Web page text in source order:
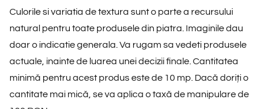
Culorile si variatia de textura sunt o parte a recursului
natural pentru toate produsele din piatra. Imaginile dau
doar o indicatie generala. Va rugam sa vedeti produsele
actuale, inainte de luarea unei decizii finale. Cantitatea
minimă pentru acest produs este de 10 mp. Dacă doriți o
cantitate mai mică, se va aplica o taxă de manipulare de